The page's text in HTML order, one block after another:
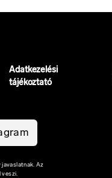
Adatkezelési
tájékoztató
Az
veszi.